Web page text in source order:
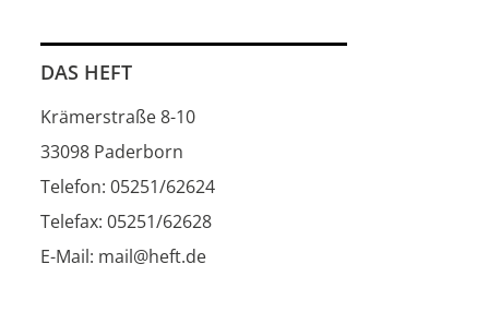
DAS HEFT
Krämerstraße 8-10
33098 Paderborn
Telefon: 05251/62624
Telefax: 05251/62628
E-Mail: mail@heft.de